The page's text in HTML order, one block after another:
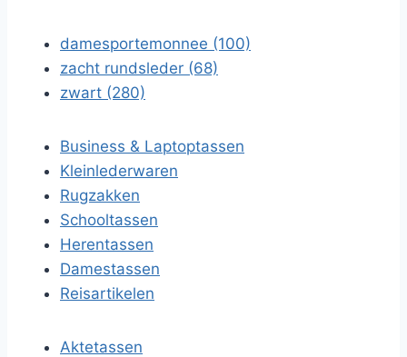
damesportemonnee (100)
zacht rundsleder (68)
zwart (280)
Business & Laptoptassen
Kleinlederwaren
Rugzakken
Schooltassen
Herentassen
Damestassen
Reisartikelen
Aktetassen